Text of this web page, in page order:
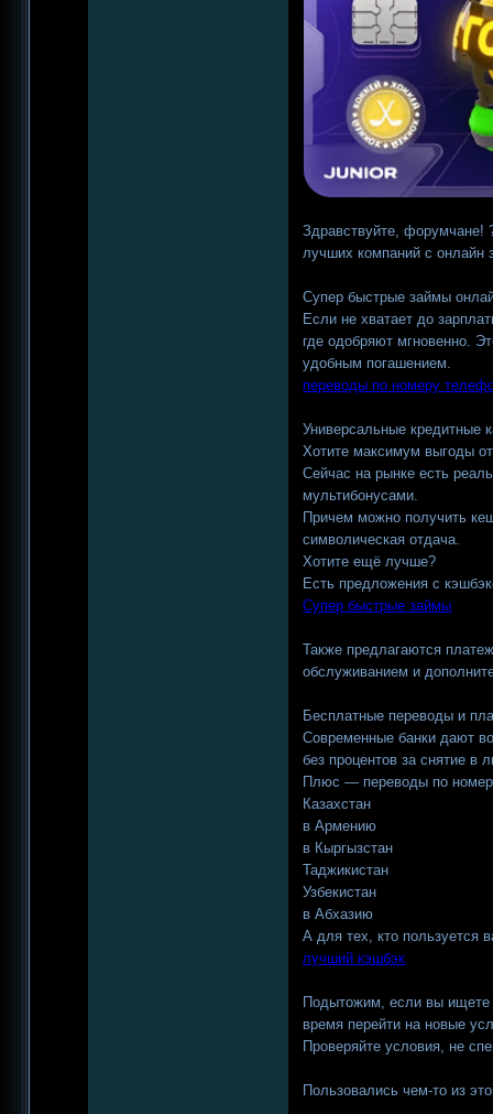
Здравствуйте, форумчане!
лучших компаний с онлайн
Супер быстрые займы
Если не хватает до
где одобряют мгновенно.
удобным погашением.
переводы по номеру
Универсальные кредитные
Хотите максимум выгоды
Сейчас на рынке есть
мультибонусами.
Причем можно получить
символическая отдача.
Хотите ещё лучше?
Есть предложения с
Супер быстрые займы
Также предлагаются
обслуживанием и
Бесплатные переводы и
Современные банки дают
без процентов за снятие в
Плюс — переводы по
Казахстан
в Армению
в Кыргызстан
Таджикистан
Узбекистан
в Абхазию
А для тех, кто пользуется
лучший кэшбэк
Подытожим, если вы
время перейти на новые
Проверяйте условия, не
Пользовались чем-то из